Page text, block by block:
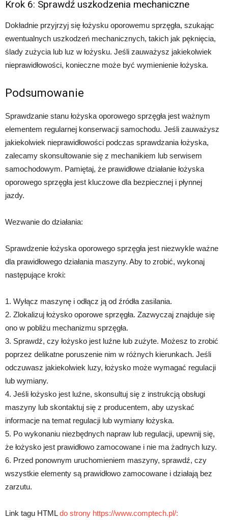
Krok 6: Sprawdź uszkodzenia mechaniczne
Dokładnie przyjrzyj się łożysku oporowemu sprzęgła, szukając
ewentualnych uszkodzeń mechanicznych, takich jak pęknięcia,
ślady zużycia lub luz w łożysku. Jeśli zauważysz jakiekolwiek
nieprawidłowości, konieczne może być wymienienie łożyska.
Podsumowanie
Sprawdzanie stanu łożyska oporowego sprzęgła jest ważnym
elementem regularnej konserwacji samochodu. Jeśli zauważysz
jakiekolwiek nieprawidłowości podczas sprawdzania łożyska,
zalecamy skonsultowanie się z mechanikiem lub serwisem
samochodowym. Pamiętaj, że prawidłowe działanie łożyska
oporowego sprzęgła jest kluczowe dla bezpiecznej i płynnej
jazdy.
Wezwanie do działania:
Sprawdzenie łożyska oporowego sprzęgła jest niezwykle ważne
dla prawidłowego działania maszyny. Aby to zrobić, wykonaj
następujące kroki:
1. Wyłącz maszynę i odłącz ją od źródła zasilania.
2. Zlokalizuj łożysko oporowe sprzęgła. Zazwyczaj znajduje się
ono w pobliżu mechanizmu sprzęgła.
3. Sprawdź, czy łożysko jest luźne lub zużyte. Możesz to zrobić
poprzez delikatne poruszenie nim w różnych kierunkach. Jeśli
odczuwasz jakiekolwiek luzy, łożysko może wymagać regulacji
lub wymiany.
4. Jeśli łożysko jest luźne, skonsultuj się z instrukcją obsługi
maszyny lub skontaktuj się z producentem, aby uzyskać
informacje na temat regulacji lub wymiany łożyska.
5. Po wykonaniu niezbędnych napraw lub regulacji, upewnij się,
że łożysko jest prawidłowo zamocowane i nie ma żadnych luzy.
6. Przed ponownym uruchomieniem maszyny, sprawdź, czy
wszystkie elementy są prawidłowo zamocowane i działają bez
zarzutu.
Link tagu HTMLdo strony https://www.comptech.pl/: